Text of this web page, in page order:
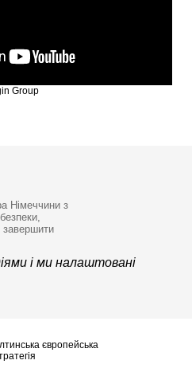
Group
Німеччини з
завершити
і ми налаштовані
європейська